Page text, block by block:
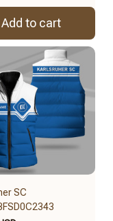
Add to cart
SC